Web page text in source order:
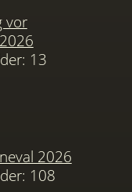
vor
13
2026
108